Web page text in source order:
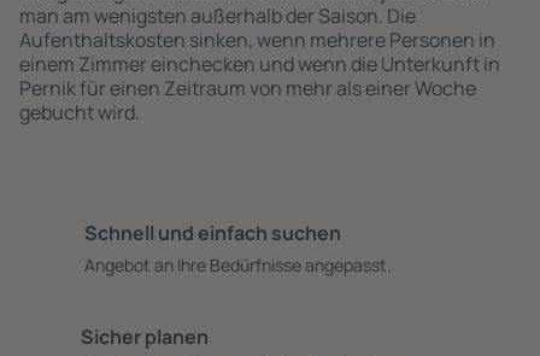
man am wenigsten außerhalb der Saison. Die
Aufenthaltskosten sinken, wenn mehrere Personen in
einem Zimmer einchecken und wenn die Unterkunft in
Pernik für einen Zeitraum von mehr als einer Woche
gebucht wird.
Schnell und einfach suchen
Angebot an Ihre Bedürfnisse angepasst.
Sicher planen